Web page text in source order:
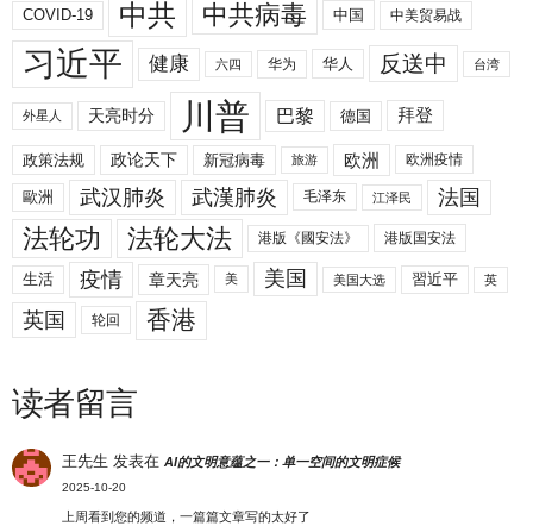
COVID-19 中共 中共病毒 中国 中美贸易战
习近平 健康 六四 华为 华人 反送中 台湾
外星人 天亮时分 川普 巴黎 德国 拜登
政策法规 政论天下 新冠病毒 旅游 欧洲 欧洲疫情
歐洲 武汉肺炎 武漢肺炎 毛泽东 江泽民 法国
法轮功 法轮大法 港版《國安法》 港版国安法
生活 疫情 章天亮 美 美国 美国大选 習近平 英
英国 轮回 香港
读者留言
王先生 发表在AI的文明意蕴之一：单一空间的文明症候
2025-10-20
上周看到您的频道，一篇篇文章写的太好了